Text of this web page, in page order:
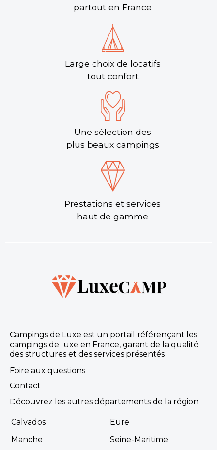
partout en France
Large choix de locatifs
tout confort
Une sélection des
plus beaux campings
Prestations et services
haut de gamme
Campings de Luxe est un portail référençant les
campings de luxe en France, garant de la qualité
des structures et des services présentés
Foire aux questions
Contact
Découvrez les autres départements de la région :
Calvados
Eure
Manche
Seine-Maritime